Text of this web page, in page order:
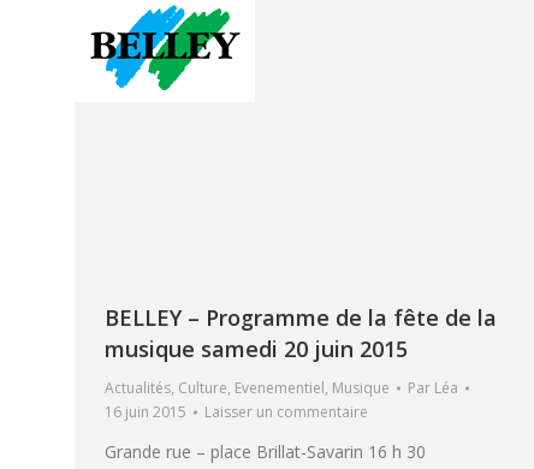
BELLEY – Programme de la fête de la
musique samedi 20 juin 2015
Actualités, Culture, Evenementiel, Musique Par Léa
16 juin 2015
Laisser un commentaire
Grande rue – place Brillat-Savarin 16 h 30